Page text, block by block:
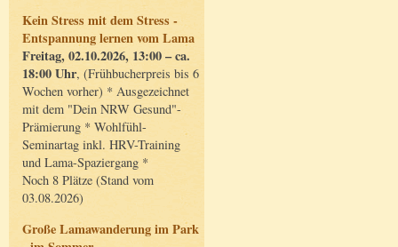
Kein Stress mit dem Stress -
Entspannung lernen vom Lama
Freitag, 02.10.2026, 13:00 – ca.
18:00 Uhr, (Frühbucherpreis bis 6
Wochen vorher) * Ausgezeichnet
mit dem "Dein NRW Gesund"-
Prämierung * Wohlfühl-
Seminartag inkl. HRV-Training
und Lama-Spaziergang *
Noch 8 Plätze (Stand vom
03.08.2026)
Große Lamawanderung im Park